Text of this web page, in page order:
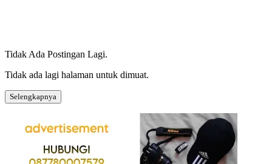
Tidak Ada Postingan Lagi.
Tidak ada lagi halaman untuk dimuat.
Selengkapnya